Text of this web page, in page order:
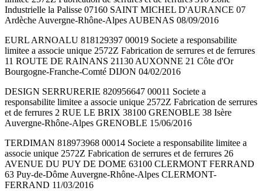
Industrielle la Palisse 07160 SAINT MICHEL D'AURANCE 07
Ardèche Auvergne-Rhône-Alpes AUBENAS 08/09/2016
EURL ARNOALU 818129397 00019 Societe a responsabilite
limitee a associe unique 2572Z Fabrication de serrures et de ferrures
11 ROUTE DE RAINANS 21130 AUXONNE 21 Côte d'Or
Bourgogne-Franche-Comté DIJON 04/02/2016
DESIGN SERRURERIE 820956647 00011 Societe a
responsabilite limitee a associe unique 2572Z Fabrication de serrures
et de ferrures 2 RUE LE BRIX 38100 GRENOBLE 38 Isère
Auvergne-Rhône-Alpes GRENOBLE 15/06/2016
TERDIMAN 818973968 00014 Societe a responsabilite limitee a
associe unique 2572Z Fabrication de serrures et de ferrures 26
AVENUE DU PUY DE DOME 63100 CLERMONT FERRAND
63 Puy-de-Dôme Auvergne-Rhône-Alpes CLERMONT-
FERRAND 11/03/2016